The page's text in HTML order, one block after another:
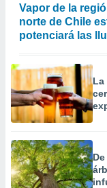
Vapor de la
norte de Chile
potenciará las
La